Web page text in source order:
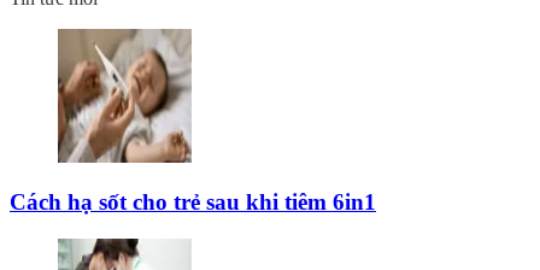
Cách hạ sốt cho trẻ sau khi tiêm 6in1